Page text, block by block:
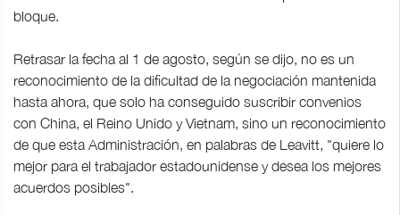
bloque.
Retrasar la fecha al 1 de agosto, según se dijo, no es un
reconocimiento de la dificultad de la negociación mantenida
hasta ahora, que solo ha conseguido suscribir convenios
con China, el Reino Unido y Vietnam, sino un reconocimiento
de que esta Administración, en palabras de Leavitt, "quiere lo
mejor para el trabajador estadounidense y desea los mejores
acuerdos posibles".